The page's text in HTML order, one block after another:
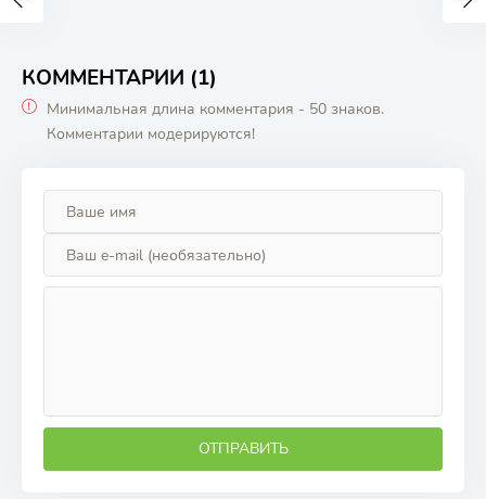
КОММЕНТАРИИ (1)
Минимальная длина комментария - 50 знаков.
Комментарии модерируются!
ОТПРАВИТЬ